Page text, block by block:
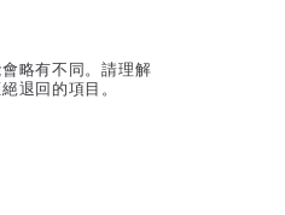
略有不同。請理解
退回的項目。